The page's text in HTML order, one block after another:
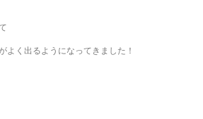
よく出るようになってきました！